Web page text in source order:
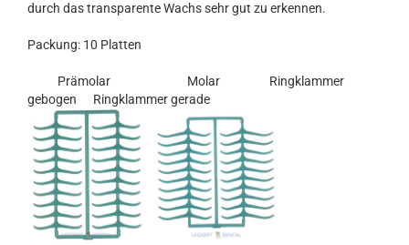
durch das transparente Wachs sehr gut zu erkennen.
Packung: 10 Platten
Prämolar Molar Ringklammer
gebogen Ringklammer gerade